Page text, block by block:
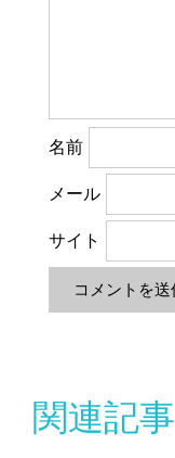
名前
メール
サイト
関連記事